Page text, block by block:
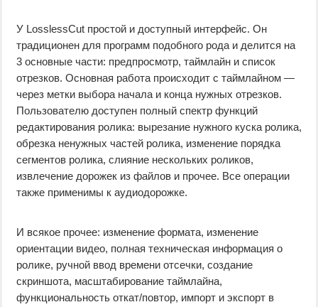
У LosslessCut простой и доступный интерфейс. Он
традиционен для программ подобного рода и делится на
3 основные части: предпросмотр, таймлайн и список
отрезков. Основная работа происходит с таймлайном —
через метки выбора начала и конца нужных отрезков.
Пользователю доступен полный спектр функций
редактирования ролика: вырезание нужного куска ролика,
обрезка ненужных частей ролика, изменение порядка
сегментов ролика, слияние нескольких роликов,
извлечение дорожек из файлов и прочее. Все операции
также применимы к аудиодорожке.
И всякое прочее: изменение формата, изменение
ориентации видео, полная техническая информация о
ролике, ручной ввод времени отсечки, создание
скриншота, масштабирование таймлайна,
функциональность откат/повтор, импорт и экспорт в